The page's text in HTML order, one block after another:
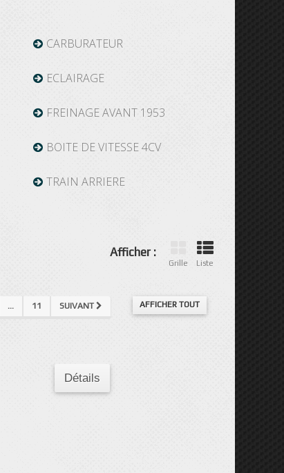
CARBURATEUR
ECLAIRAGE
FREINAGE AVANT 1953
BOITE DE VITESSE 4CV
TRAIN ARRIERE
Afficher :
Grille Liste
AFFICHER TOUT
... 11 SUIVANT
Détails